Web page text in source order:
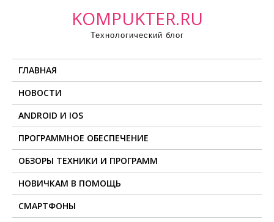
KOMPUKTER.RU
Технологический блог
ГЛАВНАЯ
НОВОСТИ
ANDROID И IOS
ПРОГРАММНОЕ ОБЕСПЕЧЕНИЕ
ОБЗОРЫ ТЕХНИКИ И ПРОГРАММ
НОВИЧКАМ В ПОМОЩЬ
СМАРТФОНЫ